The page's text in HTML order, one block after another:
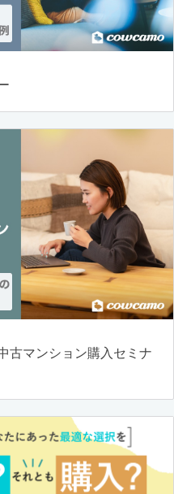
古マンション購入セミナ